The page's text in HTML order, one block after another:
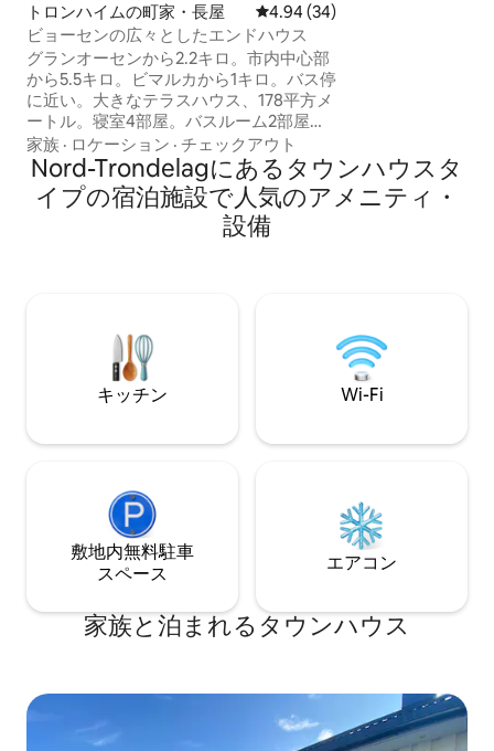
トロンハイムの町家・長屋 レビュー34件、5つ星中4.94つ
4.94 (34)
ビョーセンの広々としたエンドハウス
グランオーセンから2.2キロ。市内中心部
から5.5キロ。ビマルカから1キロ。バス停
に近い。大きなテラスハウス、178平方メ
ートル。寝室4部屋。バスルーム2部屋、
キッチン、ランドリールーム、リビング
ルーム、ロフト。ロフトはスライドドア
で閉じることができます。 大きなパティ
オと専用のガーデンハウス。 （8人用の
ベッド、ただし寝室またはロフトのマッ
家族 · ロケーション · チェックアウト
Nord-Trondelagにあるタウンハウスタ
イプの宿泊施設で人気のアメニティ・
設備
キッチン Wi-Fi
敷地内無料駐⁠車
ス⁠ペ⁠ー⁠ス
エアコン
家族と泊まれるタウンハウス